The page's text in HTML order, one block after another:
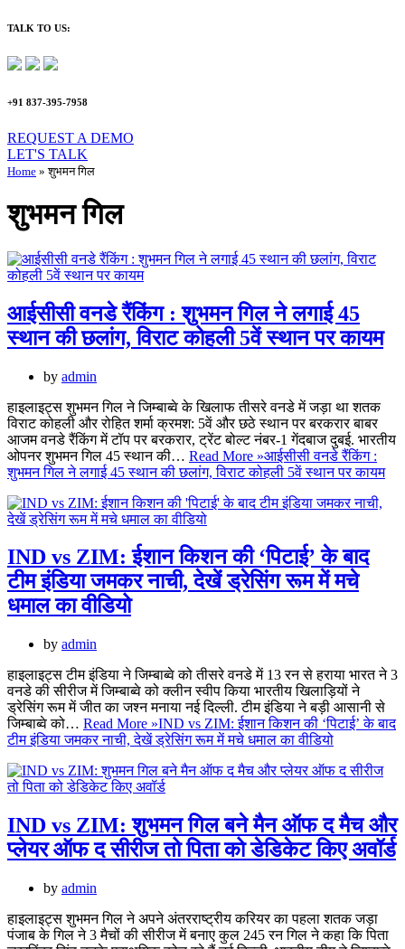
TALK TO US:
+91 837-395-7958
REQUEST A DEMO​
LET'S TALK
Home »शुभमन गिल
शुभमन गिल
आईसीसी वनडे रैंकिंग : शुभमन गिल ने लगाई 45
स्थान की छलांग, विराट कोहली 5वें स्थान पर कायम
by admin
हाइलाइट्स शुभमन गिल ने जिम्बाब्वे के खिलाफ तीसरे वनडे में जड़ा था शतक
विराट कोहली और रोहित शर्मा क्रमश: 5वें और छठे स्थान पर बरकरार बाबर
आजम वनडे रैंकिंग में टॉप पर बरकरार, ट्रेंट बोल्ट नंबर-1 गेंदबाज दुबई. भारतीय
ओपनर शुभमन गिल 45 स्थान की… Read More »आईसीसी वनडे रैंकिंग :
शुभमन गिल ने लगाई 45 स्थान की छलांग, विराट कोहली 5वें स्थान पर कायम
IND vs ZIM: ईशान किशन की ‘पिटाई’ के बाद
टीम इंडिया जमकर नाची, देखें ड्रेसिंग रूम में मचे
धमाल का वीडियो
by admin
हाइलाइट्स टीम इंडिया ने जिम्बाब्वे को तीसरे वनडे में 13 रन से हराया भारत ने 3
वनडे की सीरीज में जिम्बाब्वे को क्लीन स्वीप किया भारतीय खिलाड़ियों ने
ड्रेसिंग रूम में जीत का जश्न मनाया नई दिल्ली. टीम इंडिया ने बड़ी आसानी से
जिम्बाब्वे को… Read More »IND vs ZIM: ईशान किशन की ‘पिटाई’ के बाद
टीम इंडिया जमकर नाची, देखें ड्रेसिंग रूम में मचे धमाल का वीडियो
IND vs ZIM: शुभमन गिल बने मैन ऑफ द मैच और
प्लेयर ऑफ द सीरीज तो पिता को डेडिकेट किए अवॉर्ड
by admin
हाइलाइट्स शुभमन गिल ने अपने अंतरराष्ट्रीय करियर का पहला शतक जड़ा
पंजाब के गिल ने 3 मैचों की सीरीज में बनाए कुल 245 रन गिल ने कहा कि पिता